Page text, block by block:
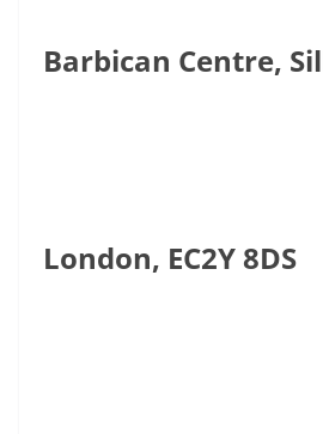
Barbican Centre,
London, EC2Y 8DS